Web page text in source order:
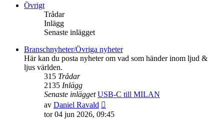
Övrigt
Trådar
Inlägg
Senaste inlägget
Branschnyheter/Övriga nyheter
Här kan du posta nyheter om vad som händer inom ljud &
ljus världen.
315 Trådar
2135 Inlägg
Senaste inlägget USB-C till MILAN
av Daniel Ravald
till
tor 04 jun 2026, 09:45